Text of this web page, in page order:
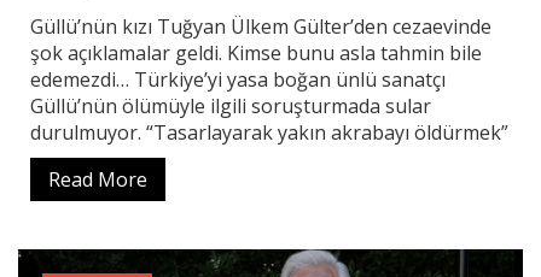
Güllü’nün kızı Tuğyan Ülkem Gülter’den cezaevinde
şok açıklamalar geldi. Kimse bunu asla tahmin bile
edemezdi… Türkiye’yi yasa boğan ünlü sanatçı
Güllü’nün ölümüyle ilgili soruşturmada sular
durulmuyor. “Tasarlayarak yakın akrabayı öldürmek”
Read More